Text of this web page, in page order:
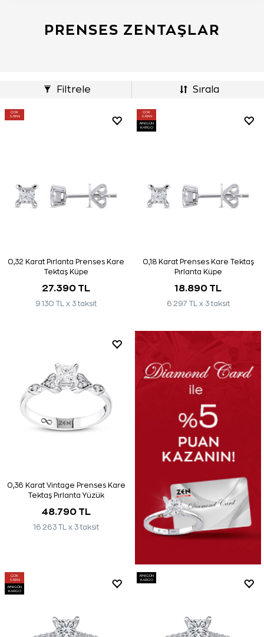
PRENSES ZENTAŞLAR
Filtrele Sırala
ÇOK
SATAN
0,32 Karat Pırlanta Prenses Kare
Tektaş Küpe
27.390 TL
9.130 TL x 3 taksit
ÇOK
SATAN
AYNI GÜN
KARGO
0,18 Karat Prenses Kare Tektaş
Pırlanta Küpe
18.890 TL
6.297 TL x 3 taksit
0,36 Karat Vintage Prenses Kare
Tektaş Pırlanta Yüzük
48.790 TL
16.263 TL x 3 taksit
ÇOK
SATAN
AYNI GÜN
KARGO
AYNI GÜN
KARGO